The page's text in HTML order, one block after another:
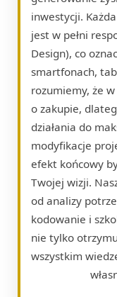
inwestycji.
jest w pełni
Design), co
smartfonach,
rozumiemy, że
o zakupie,
działania do
modyfikacje
efekt końcowy
Twojej wizji.
od analizy
kodowanie i
nie tylko
wszystkim